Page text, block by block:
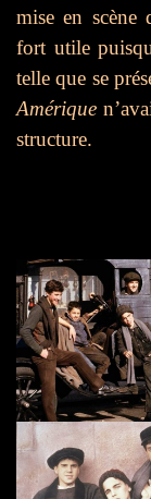
mise en scène
fort utile
telle que se
Amérique
structure.